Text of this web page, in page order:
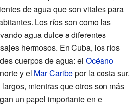
de agua que son vitales para
Los ríos son como las
agua dulce a diferentes
hermosos. En Cuba, los ríos
cuerpos de agua: el Océano
y el Mar Caribepor la costa sur.
mientras que otros son más
un papel importante en el